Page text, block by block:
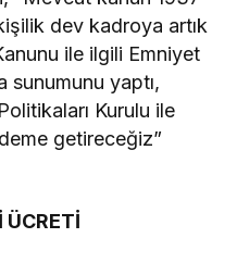
dev kadroya artık
ile ilgili Emniyet
sunumunu yaptı,
Kurulu ile
getireceğiz”
ÜCRETİ